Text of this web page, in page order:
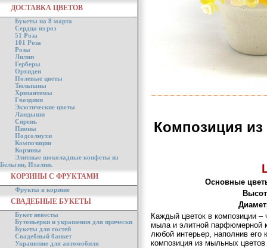
ДОСТАВКА ЦВЕТОВ
Букеты на 8 марта
Сердца из роз
51 Роза
101 Роза
Розы
Лилии
Герберы
Орхидеи
Полевые цветы
Тюльпаны
Хризантемы
Гвоздики
Экзотические цветы
Ландыши
Сирень
Пионы
Подсолнухи
Композиции
Корзины
Элитные шоколадные конфеты из
Бельгии, Италии.
КОРЗИНЫ С ФРУКТАМИ
Фрукты в корзине
СВАДЕБНЫЕ БУКЕТЫ
Букет невесты
Бутоньерки и украшения для прически
Букеты для гостей
Свадебный банкет
Украшение для автомобиля
Композиция
Основные
Каждый цветок в композиции –
мыла и элитной парфюмерной
любой интерьер, наполнив его
композиция из мыльных